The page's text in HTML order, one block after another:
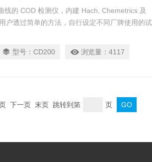
线的 COD 检测仪，内建 Hach, Chemetrics 及
户透过简单的方法，自行设定不同厂牌使用的试
型号： CD200 浏览量： 4117
下一页 末页 跳转到第 页